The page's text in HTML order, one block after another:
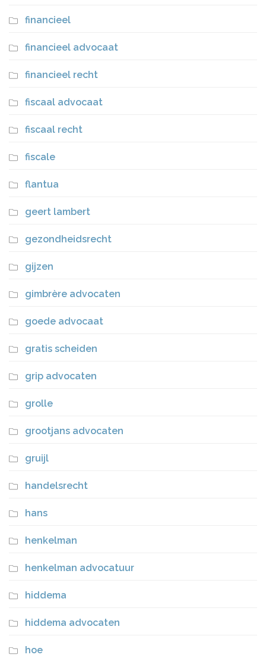
financieel
financieel advocaat
financieel recht
fiscaal advocaat
fiscaal recht
fiscale
flantua
geert lambert
gezondheidsrecht
gijzen
gimbrère advocaten
goede advocaat
gratis scheiden
grip advocaten
grolle
grootjans advocaten
gruijl
handelsrecht
hans
henkelman
henkelman advocatuur
hiddema
hiddema advocaten
hoe